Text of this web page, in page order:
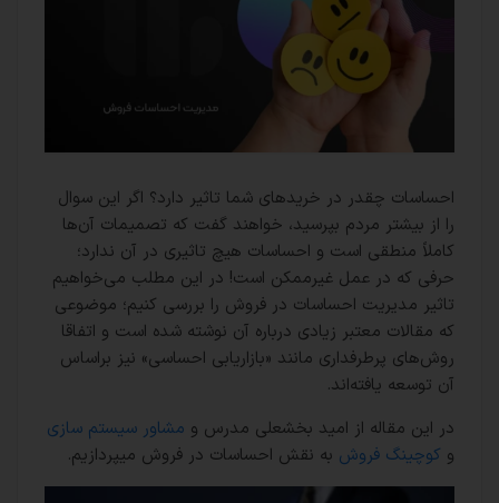
احساسات چقدر در خریدهای شما تاثیر دارد؟ اگر این سوال
را از بیشتر مردم بپرسید، خواهند گفت که تصمیمات آن‌ها
کاملاً منطقی است و احساسات هیچ تاثیری در آن ندارد؛
حرفی که در عمل غیرممکن است! در این مطلب می‌خواهیم
تاثیر مدیریت احساسات در فروش را بررسی کنیم؛ موضوعی
که مقالات معتبر زیادی درباره آن نوشته شده است و اتفاقا
روش‌های پرطرفداری مانند «بازاریابی احساسی» نیز براساس
آن توسعه یافته‌اند.
در این مقاله از امید بخشعلی مدرس و مشاور سیستم سازی
و کوچینگ فروش به نقش احساسات در فروش میپردازیم.